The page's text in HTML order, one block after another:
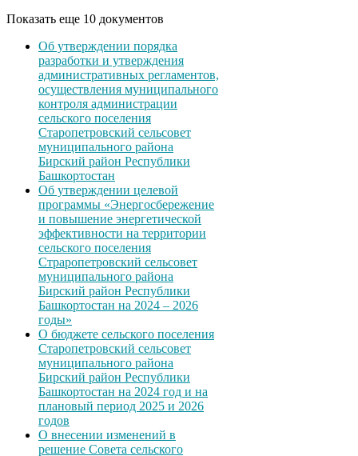
Показать еще 10 документов
Об утверждении порядка
разработки и утверждения
административных регламентов,
осуществления муниципального
контроля администрации
сельского поселения
Старопетровский сельсовет
муниципального района
Бирский район Республики
Башкортостан
Об утверждении целевой
программы «Энергосбережение
и повышение энергетической
эффективности на территории
сельского поселения
Страропетровский сельсовет
муниципального района
Бирский район Республики
Башкортостан на 2024 – 2026
годы»
О бюджете сельского поселения
Старопетровский сельсовет
муниципального района
Бирский район Республики
Башкортостан на 2024 год и на
плановый период 2025 и 2026
годов
О внесении изменений в
решение Совета сельского